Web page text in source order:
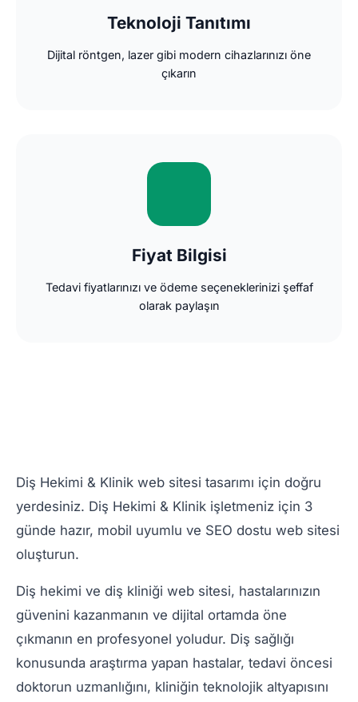
Teknoloji Tanıtımı
Dijital röntgen, lazer gibi modern cihazlarınızı öne
çıkarın
Fiyat Bilgisi
Tedavi fiyatlarınızı ve ödeme seçeneklerinizi şeffaf
olarak paylaşın
Diş Hekimi & Klinik web sitesi tasarımı için doğru
yerdesiniz. Diş Hekimi & Klinik işletmeniz için 3
günde hazır, mobil uyumlu ve SEO dostu web sitesi
oluşturun.
Diş hekimi ve diş kliniği web sitesi, hastalarınızın
güvenini kazanmanın ve dijital ortamda öne
çıkmanın en profesyonel yoludur. Diş sağlığı
konusunda araştırma yapan hastalar, tedavi öncesi
doktorun uzmanlığını, kliniğin teknolojik altyapısını